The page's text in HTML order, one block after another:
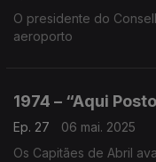
O presidente do
aeroporto
1974 – “Aqui
Ep. 27
06 mai. 2025
Os Capitães de Abril